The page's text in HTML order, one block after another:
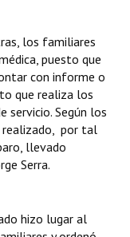
los familiares
puesto que
con informe o
que realiza los
servicio. Según los
realizado, por tal
llevado
Serra.
hizo lugar al